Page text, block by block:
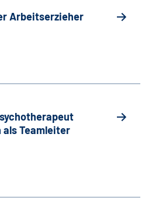
Arbeitserzieher
alsTeamleiter